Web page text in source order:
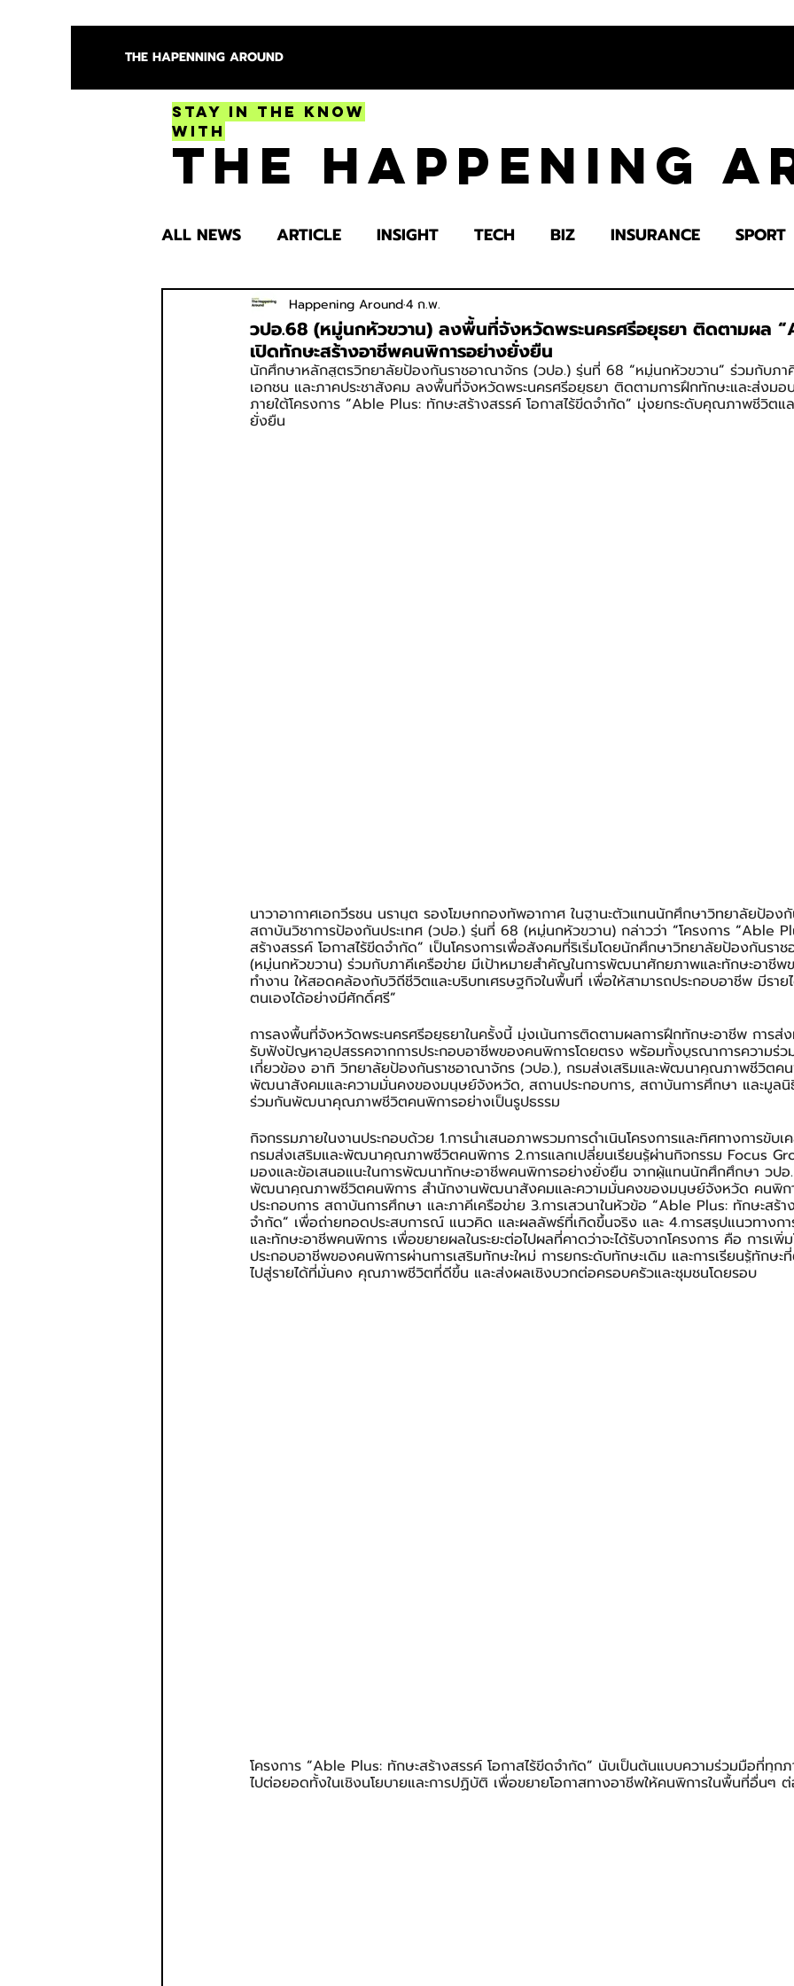
THE HAPENNING AROUND
Stay in the Know
With
The Happening
ALL NEWS ARTICLE INSIGHT TECH BIZ INSURANCE SPORT
ENTERTAINMENT HEALTH
SPOTLIGHT TRY
วปอ.68 (หมู่นกหัวขวาน) ลงพื้นที่จังหวัดพระนครศรีอยุธยา ติดตามผล
เปิดทักษะสร้างอาชีพคนพิการอย่างยั่งยืน
Happening Around4 ก.พ.
นักศึกษาหลักสูตรวิทยาลัยป้องกันราชอาณาจักร (วปอ.) รุ่นที่ 68 “หมู่นกหัวขวาน” ร่วมกับภา
เอกชน และภาคประชาสังคม ลงพื้นที่จังหวัดพระนครศรีอยุธยา ติดตามการฝึกทักษะและส่งมอ
ภายใต้โครงการ “Able Plus: ทักษะสร้างสรรค์ โอกาสไร้ขีดจำกัด” มุ่งยกระดับคุณภาพชีวิตแล
ยั่งยืน
นาวาอากาศเอกวีรชน นรานุต รองโฆษกกองทัพอากาศ ในฐานะตัวแทนนักศึกษาวิทยาลัยป้อง
สถาบันวิชาการป้องกันประเทศ (วปอ.) รุ่นที่ 68 (หมู่นกหัวขวาน) กล่าวว่า “โครงการ “Able
สร้างสรรค์ โอกาสไร้ขีดจำกัด” เป็นโครงการเพื่อสังคมที่ริเริ่มโดยนักศึกษาวิทยาลัยป้องกันรา
(หมู่นกหัวขวาน) ร่วมกับภาคีเครือข่าย มีเป้าหมายสำคัญในการพัฒนาศักยภาพและทักษะอาชีพ
ทำงาน ให้สอดคล้องกับวิถีชีวิตและบริบทเศรษฐกิจในพื้นที่ เพื่อให้สามารถประกอบอาชีพ มีราย
ตนเองได้อย่างมีศักดิ์ศรี”
การลงพื้นที่จังหวัดพระนครศรีอยุธยาในครั้งนี้ มุ่งเน้นการติดตามผลการฝึกทักษะอาชีพ การส่
รับฟังปัญหาอุปสรรคจากการประกอบอาชีพของคนพิการโดยตรง พร้อมทั้งบูรณาการความร่ว
เกี่ยวข้อง อาทิ วิทยาลัยป้องกันราชอาณาจักร (วปอ.), กรมส่งเสริมและพัฒนาคุณภาพชีวิตค
พัฒนาสังคมและความมั่นคงของมนุษย์จังหวัด, สถานประกอบการ, สถาบันการศึกษา และมูลนิ
ร่วมกันพัฒนาคุณภาพชีวิตคนพิการอย่างเป็นรูปธรรม
กิจกรรมภายในงานประกอบด้วย 1.การนำเสนอภาพรวมการดำเนินโครงการและทิศทางการขับ
กรมส่งเสริมและพัฒนาคุณภาพชีวิตคนพิการ 2.การแลกเปลี่ยนเรียนรู้ผ่านกิจกรรม Focus
มองและข้อเสนอแนะในการพัฒนาทักษะอาชีพคนพิการอย่างยั่งยืน จากผู้แทนนักศึกศึกษา วปอ
พัฒนาคุณภาพชีวิตคนพิการ สำนักงานพัฒนาสังคมและความมั่นคงของมนุษย์จังหวัด คนพิก
ประกอบการ สถาบันการศึกษา และภาคีเครือข่าย 3.การเสวนาในหัวข้อ “Able Plus: ทักษะสร้า
จำกัด” เพื่อถ่ายทอดประสบการณ์ แนวคิด และผลลัพธ์ที่เกิดขึ้นจริง และ 4.การสรุปแนวทาง
และทักษะอาชีพคนพิการ เพื่อขยายผลในระยะต่อไปผลที่คาดว่าจะได้รับจากโครงการ คือ การเพิ่ม
ประกอบอาชีพของคนพิการผ่านการเสริมทักษะใหม่ การยกระดับทักษะเดิม และการเรียนรู้ทักษ
ไปสู่รายได้ที่มั่นคง คุณภาพชีวิตที่ดีขึ้น และส่งผลเชิงบวกต่อครอบครัวและชุมชนโดยรอบ
โครงการ “Able Plus: ทักษะสร้างสรรค์ โอกาสไร้ขีดจำกัด” นับเป็นต้นแบบความร่วมมือที่ทุกภ
ไปต่อยอดทั้งในเชิงนโยบายและการปฏิบัติ เพื่อขยายโอกาสทางอาชีพให้คนพิการในพื้นที่อื่นๆ